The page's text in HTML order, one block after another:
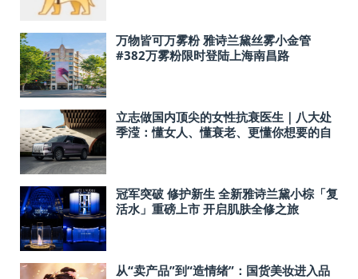
万物皆可万雾粉 雅诗兰黛丝雾小金管
#382万雾粉限时登陆上海南昌路
立志做国内顶尖的女性抗衰医生｜八大处
季滢：懂女人、懂衰老、更懂你想要的自
冠军突破 修护新生 全新雅诗兰黛小棕「复
活水」重磅上市 开启肌肤全修之旅
从“卖产品”到“造情绪”：国货美妆进入品